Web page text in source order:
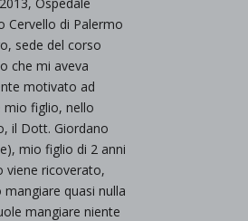
Cervello di Palermo
sede del corso
che mi aveva
motivato ad
mio figlio, nello
il Dott. Giordano
mio figlio di 2 anni
viene ricoverato,
mangiare quasi nulla
mangiare niente